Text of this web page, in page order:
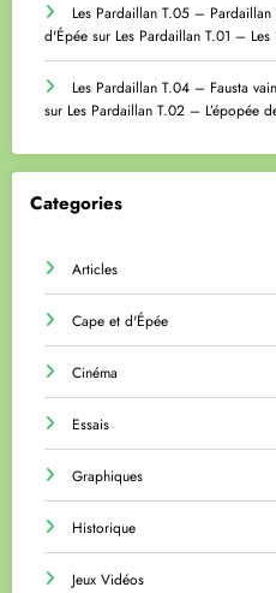
Les Pardaillan T.05 –
d'Épée sur Les Pardaillan T.01 –
Les Pardaillan T.04 – Fausta
sur Les Pardaillan T.02 – L’épopée
Categories
Articles
Cape et d'Épée
Cinéma
Essais
Graphiques
Historique
Jeux Vidéos